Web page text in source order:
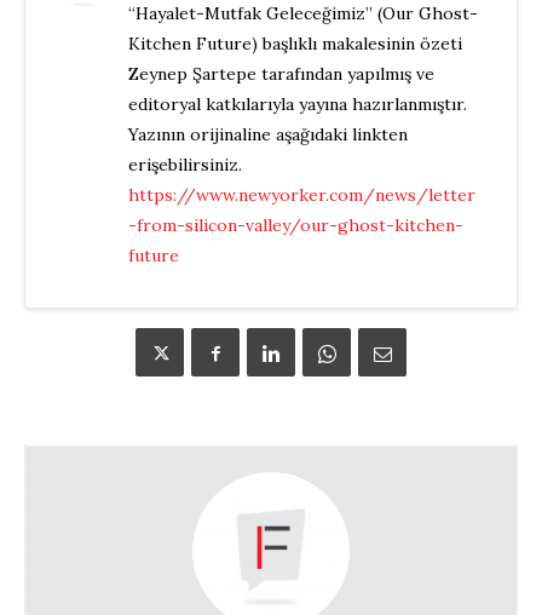
“Hayalet-Mutfak Geleceğimiz” (Our Ghost-
Kitchen Future) başlıklı makalesinin özeti
Zeynep Şartepe tarafından yapılmış ve
editoryal katkılarıyla yayına hazırlanmıştır.
Yazının orijinaline aşağıdaki linkten
erişebilirsiniz.
https://www.newyorker.com/news/letter
-from-silicon-valley/our-ghost-kitchen-
future